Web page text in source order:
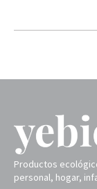
Productos
personal, hogar,